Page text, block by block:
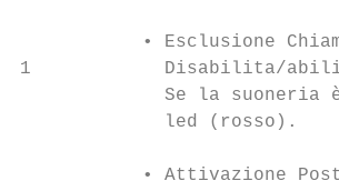
• Esclusione
1            Disabilita/
Se la suoneria
             led (rosso).
• Attivazione